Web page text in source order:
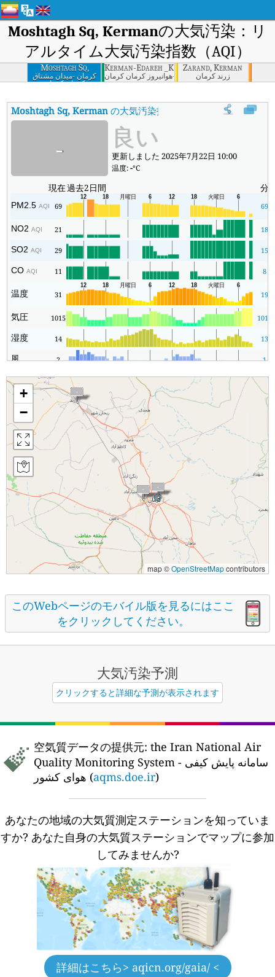
Moshtagh Sq, Kermanの大気汚染：リ
アルタイム大気汚染指数（AQI）
Moshtagh Sq,
Kerman
کرمان -میدان مشتاق
کرمان كرمان
Kerman-Edareh _Kol, Kerman
کرمان -هوانیروز کرمان كرمان
Zarand, Kerman
زرند كرمان
Moshtagh Sq, Kerman の大気汚染指数 Moshtagh Sq, Kermanの
- 良い
更新しました 2025年7月22日 10:00
温度:-°C
現在過去2日間 分
PM2.5AQI 69 69
NO2AQI 21 18
SO2AQI 29 15
COAQI 11 8
温度 31 19
気圧 1015 1010
湿度 14 13
風 2 1
+
−
map ©OpenStreetMapcontributors
このWebページのモバイル版を見るにはここ
をクリックしてください。
大気汚染予測
クリックすると詳細な予測が表示されます
空気質データの提供元: the Iran National Air
Quality Monitoring System - سامانه پایش کیفی
هوای کشور (aqms.doe.ir)
あなたの地域の大気質測定ステーションを知っていま
すか? あなた自身の大気質ステーションでマップに参加
してみませんか?
詳細はこちら> aqicn.org/gaia/ <